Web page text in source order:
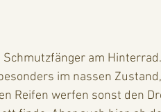
am
im nassen
Reifen werfen sonst den